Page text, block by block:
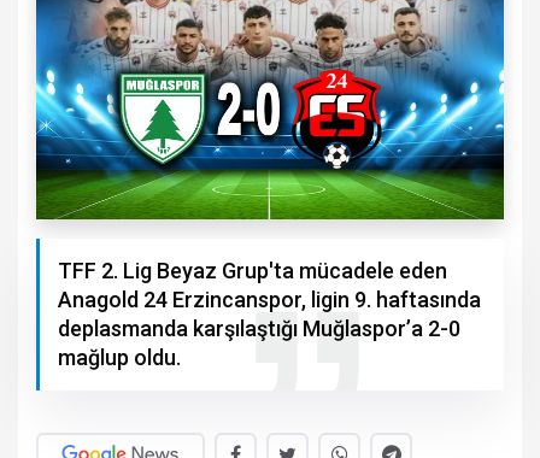
TFF 2. Lig Beyaz Grup'ta mücadele eden
Anagold 24 Erzincanspor, ligin 9. haftasında
deplasmanda karşılaştığı Muğlaspor’a 2-0
mağlup oldu.